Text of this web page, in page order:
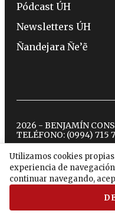
Utilizamos cookies
experiencia de
continuar navegando,
Pódcast ÚH
Newsletters ÚH
Ñandejara Ñe’ẽ
2026 - BENJAMÍN
TELÉFONO: (0994) 715
twitterinstagram